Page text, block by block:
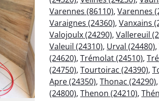
Varennes (86110), Varennes
Varaignes (24360), Vanxains
Valojoulx (24290), Vallereuil
Valeuil (24310), Urval (24480),
(24620), Trémolat (24510),
(24750), Tourtoirac (24390),
Apre (24350), Thonac (24290),
(24800), Thenon (24210),